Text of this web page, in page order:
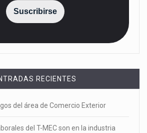
Suscribirse
RECIENTES
del área de Comercio Exterior
del T-MEC son en la industria